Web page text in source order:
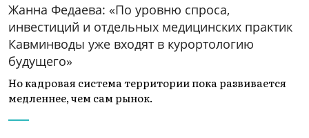
Жанна Федаева: «По уровню спроса,
инвестиций и отдельных медицинских практик
Кавминводы уже входят в курортологию
будущего»
Но кадровая система территории пока развивается
медленнее, чем сам рынок.